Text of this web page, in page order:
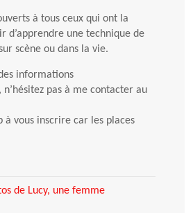
à tous ceux qui ont la
d’apprendre une technique de
scène ou dans la vie.
informations
pas à me contacter au
à vous inscrire car les places
de Lucy, une femme